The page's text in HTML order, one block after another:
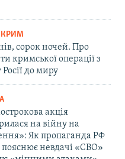
КРИМ
сорок ночей. Про
кримської операції з
до миру
акція
на війну на
Як пропаганда РФ
невдачі «СВО»